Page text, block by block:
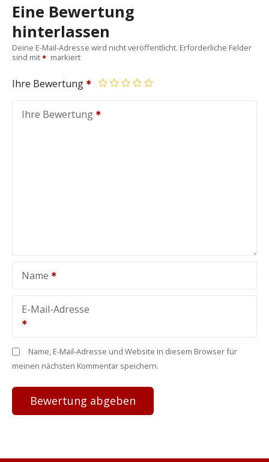
Eine Bewertung
hinterlassen
Deine E-Mail-Adresse wird nicht veröffentlicht. Erforderliche Felder
sind mit
markiert
Ihre Bewertung
Ihre Bewertung
Name
E-Mail-Adresse
Name, E-Mail-Adresse und Website in diesem Browser für
meinen nächsten Kommentar speichern.